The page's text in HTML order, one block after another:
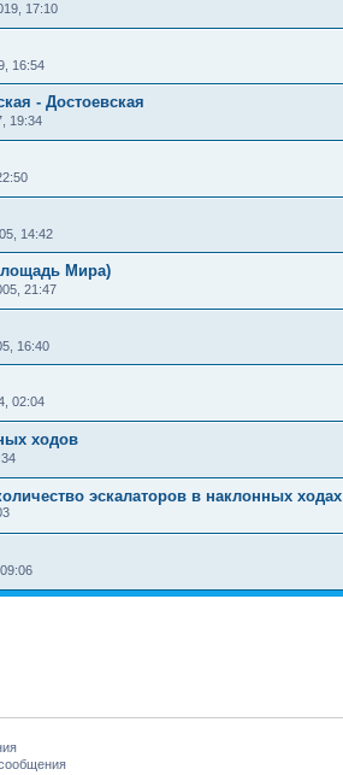
17:10
16:54
- Достоевская
19:34
14:42
Мира)
21:47
16:40
02:04
ходов
эскалаторов в наклонных ходах